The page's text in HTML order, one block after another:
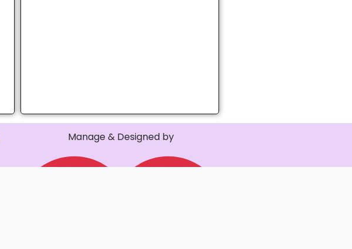
Manage & Designed by